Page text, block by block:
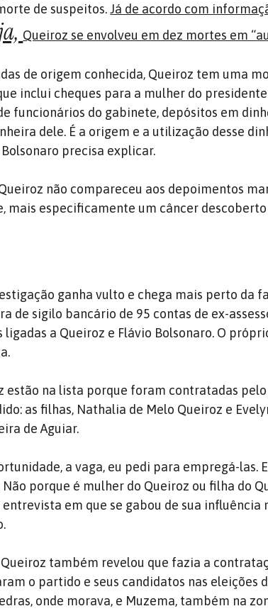
de suspeitos.Já de acordo com
Queiroz se envolveu em dez mortes em
de origem conhecida, Queiroz tem uma
inclui cheques para a mulher do
funcionários do gabinete, depósitos em
dele. É a origem e a utilização desse
precisa explicar.
não compareceu aos depoimentos
mais especificamente um câncer
ganha vulto e chega mais perto da
de sigilo bancário de 95 contas de ex-
ligadas a Queiroz e Flávio Bolsonaro. O
estão na lista porque foram contratadas
as filhas, Nathalia de Melo Queiroz e
de Aguiar.
a vaga, eu pedi para empregá-las.
porque é mulher do Queiroz ou filha do
entrevista em que se gabou de sua influência
também revelou que fazia a
o partido e seus candidatos nas eleições
onde morava, e Muzema, também na